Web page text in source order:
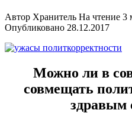
Автор Хранитель На чтение 3
Опубликовано 28.12.2017
Можно ли в
совмещать
здравым